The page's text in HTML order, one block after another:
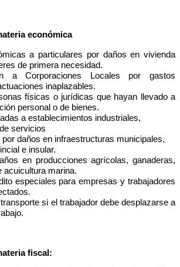
económica
a particulares por daños en vivienda
de primera necesidad.
a Corporaciones Locales por gastos
inaplazables.
físicas o jurídicas que hayan llevado a
personal o de bienes.
a establecimientos industriales,
servicios
daños en infraestructuras municipales,
e insular.
en producciones agrícolas, ganaderas,
acuicultura marina.
especiales para empresas y trabajadores
si el trabajador debe desplazarse a
fiscal: